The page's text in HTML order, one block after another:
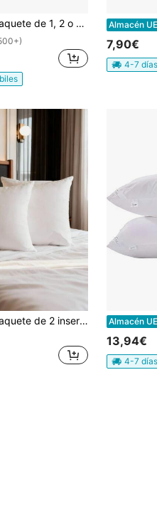
cojines para sofá, ropa de cama y exterior, textiles para el hogar. Relleno suave y esponjoso, ideal para decorar la cama, el sofá, el dormitorio, el coche y viajes. Varios tamaños: 30 x 50, 40 x 40, 45 x 45, 40 x 60, 50 x 50, 60 x 60, 50 x 70 cm. Almacén UE
7,90€
4-7
decorativa rellenos de fibra de silicona de 100% poliéster - 30x50 cm (250 g), 35x35 cm (230 g), 40x40 cm (290 g), 45x45 cm (400 g), 50x50 cm (450 g), 55x55 cm (570 g), 60x60 cm (710 g) - Tela suave, esponjosa, duradera e hipoalergénica - Hecho en Turquía
Almacén UE
13,94€
4-7